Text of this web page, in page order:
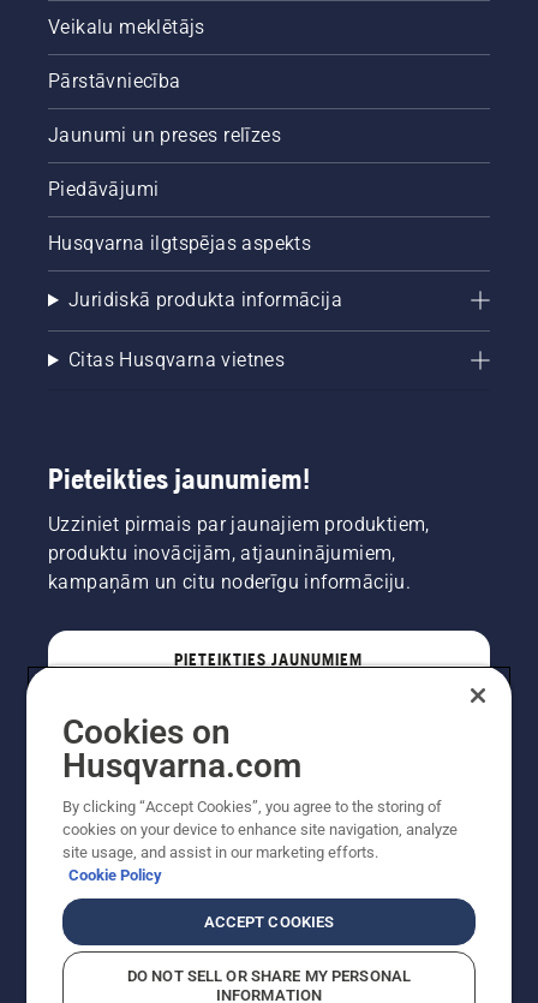
Veikalu meklētājs
Pārstāvniecība
Jaunumi un preses relīzes
Piedāvājumi
Husqvarna ilgtspējas aspekts
Juridiskā produkta informācija
Citas Husqvarna vietnes
Pieteikties jaunumiem!
Uzziniet pirmais par jaunajiem produktiem,
produktu inovācijām, atjauninājumiem,
kampaņām un citu noderīgu informāciju.
PIETEIKTIES JAUNUMIEM
Cookies on
Husqvarna.com
By clicking “Accept Cookies”, you agree to the storing of
cookies on your device to enhance site navigation, analyze
site usage, and assist in our marketing efforts.
Cookie Policy
ACCEPT COOKIES
DO NOT SELL OR SHARE MY PERSONAL
INFORMATION